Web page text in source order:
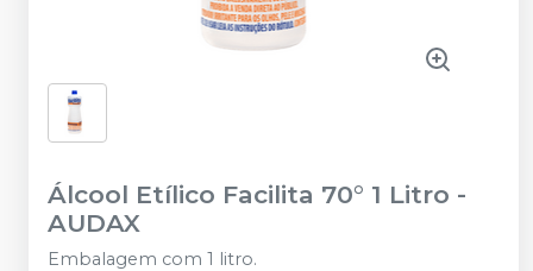
Álcool Etílico Facilita 70° 1 Litro -
AUDAX
Embalagem com 1 litro.